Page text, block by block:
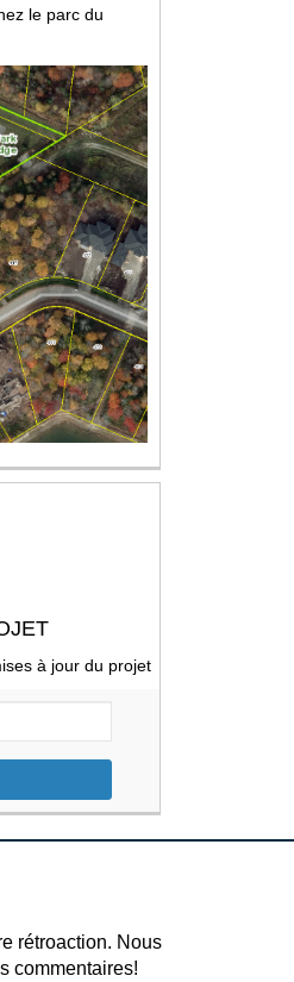
Twitter
Linkedin
lien
le parc du
à jour du projet
rétroaction. Nous
commentaires!